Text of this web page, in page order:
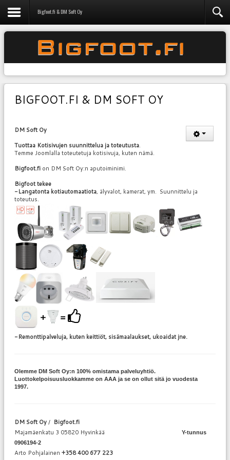
Bigfoot.fi & DM Soft Oy
BIGFOOT.FI & DM SOFT OY
DM Soft Oy
Tuottaa Kotisivujen suunnittelua ja toteutusta.
Temme Joomlalla toteutetuja kotisivuja, kuten nämä.
Bigfoot.fi on DM Soft Oy:n aputoiminimi.
Bigfoot tekee
-Langatonta kotiautomaatiota, älyvalot, kamerat, ym. Suunnittelu ja
toteutus.
-Remonttipalveluja, kuten keittiöt, sisämaalaukset, ukoaidat jne.
Olemme DM Soft Oy:n 100% omistama palveluyhtiö.
Luottokelpoisuusluokkamme on AAA ja se on ollut sitä jo vuodesta
1997.
DM Soft Oy/ Bigfoot.fi
Majamäenkatu 3 05820 Hyvinkää
Y-tunnus
0906194-2
Arto Pohjalainen +358 400 677 223